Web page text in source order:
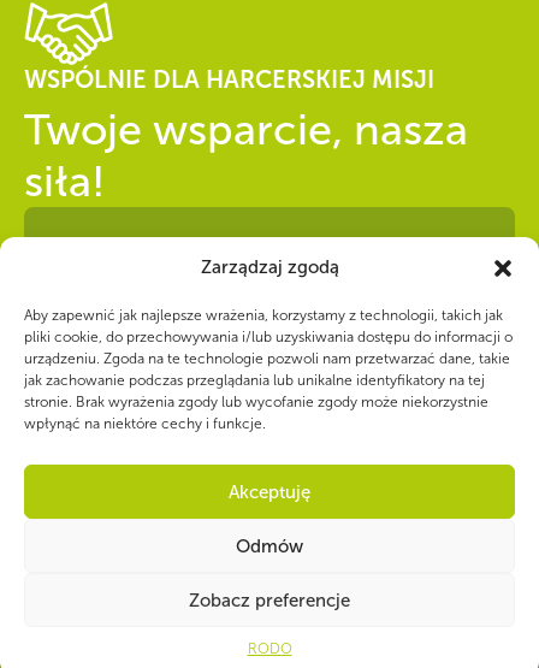
Zarządzaj zgodą
Aby zapewnić jak najlepsze wrażenia, korzystamy z technologii, takich jak
pliki cookie, do przechowywania i/lub uzyskiwania dostępu do informacji o
urządzeniu. Zgoda na te technologie pozwoli nam przetwarzać dane, takie
jak zachowanie podczas przeglądania lub unikalne identyfikatory na tej
stronie. Brak wyrażenia zgody lub wycofanie zgody może niekorzystnie
wpłynąć na niektóre cechy i funkcje.
Akceptuję
Odmów
Zobacz preferencje
RODO
WSPÓLNIE DLA HARCERSKIEJ MISJI
Twoje wsparcie, nasza
siła!
39 1140 1010 0000 2734 6700
1001
CZY WIESZ, ŻE...
1911 – Powstanie I Zagłębiowskiej Drużyny Skautowej w Dąbrowie
Górniczej – przed oficjalnym powstaniem I Drużyny Skautowej we